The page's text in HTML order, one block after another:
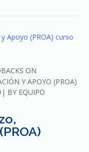
ON
Y APOYO (PROA)
BY EQUIPO